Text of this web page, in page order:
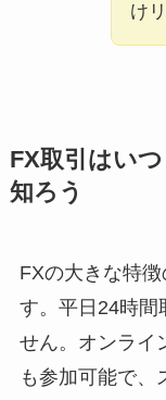
け
FX取引はい
知ろう
FXの大きな特
す。平日24時間
せん。オンライ
も参加可能で、